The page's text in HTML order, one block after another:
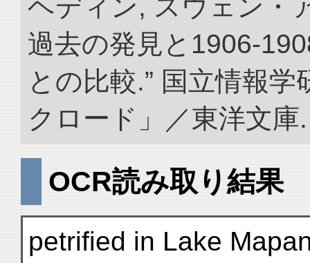
ヘディン, スウェン・
過去の発見と1906-
との比較.” 国立情報
クロード」／東洋文
OCR読み取り結果
petrified in Lake